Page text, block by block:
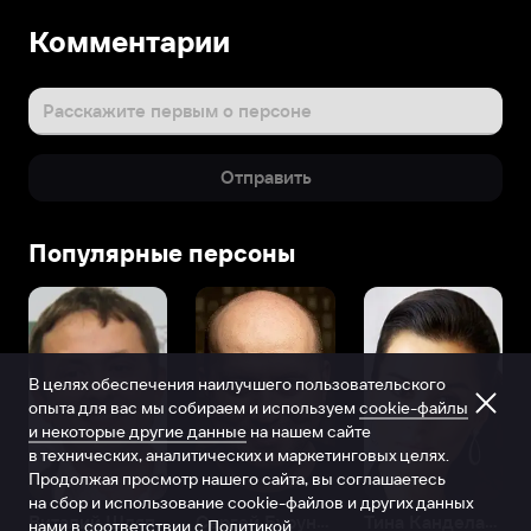
Комментарии
Расскажите первым о персоне
Отправить
Популярные персоны
Виталий Шляппо
В целях обеспечения наилучшего пользовательского
опыта для вас мы собираем и используем cookie-файлы
и некоторые другие данные на нашем сайте
в технических, аналитических и маркетинговых целях.
Продолжая просмотр нашего сайта, вы соглашаетесь
на сбор и использование cookie-файлов и других данных
нами в соответствии с Политикой